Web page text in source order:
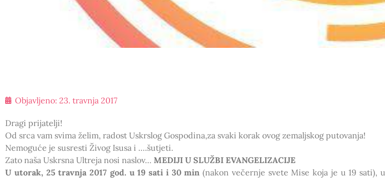
Objavljeno: 23. travnja 2017
Dragi prijatelji!
Od srca vam svima želim, radost Uskrslog Gospodina,za svaki korak ovog zemaljskog putovanja!
Nemoguće je susresti Živog Isusa i ….šutjeti.
Zato naša Uskrsna Ultreja nosi naslov… MEDIJI U SLUŽBI EVANGELIZACIJE
U utorak, 25 travnja 2017 god. u 19 sati i 30 min(nakon večernje svete Mise koja je u 19 sati), u